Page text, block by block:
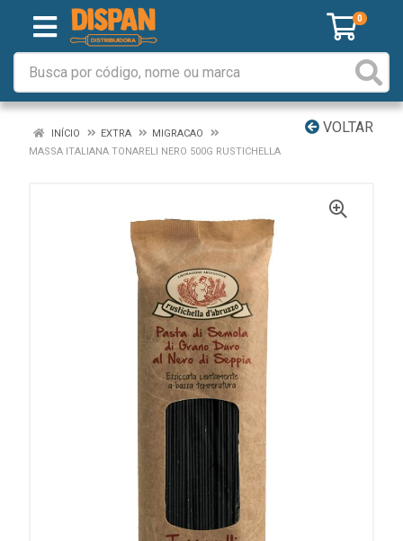
0
VOLTAR
INÍCIO EXTRA
MIGRACAO
MASSA ITALIANA TONARELI NERO 500G RUSTICHELLA